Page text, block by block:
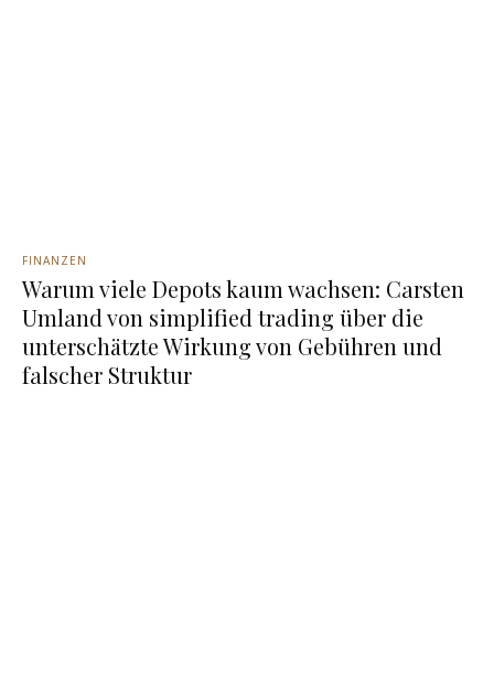
FINANZEN
Warum viele Depots kaum wachsen: Carsten
Umland von simplified trading über die
unterschätzte Wirkung von Gebühren und
falscher Struktur